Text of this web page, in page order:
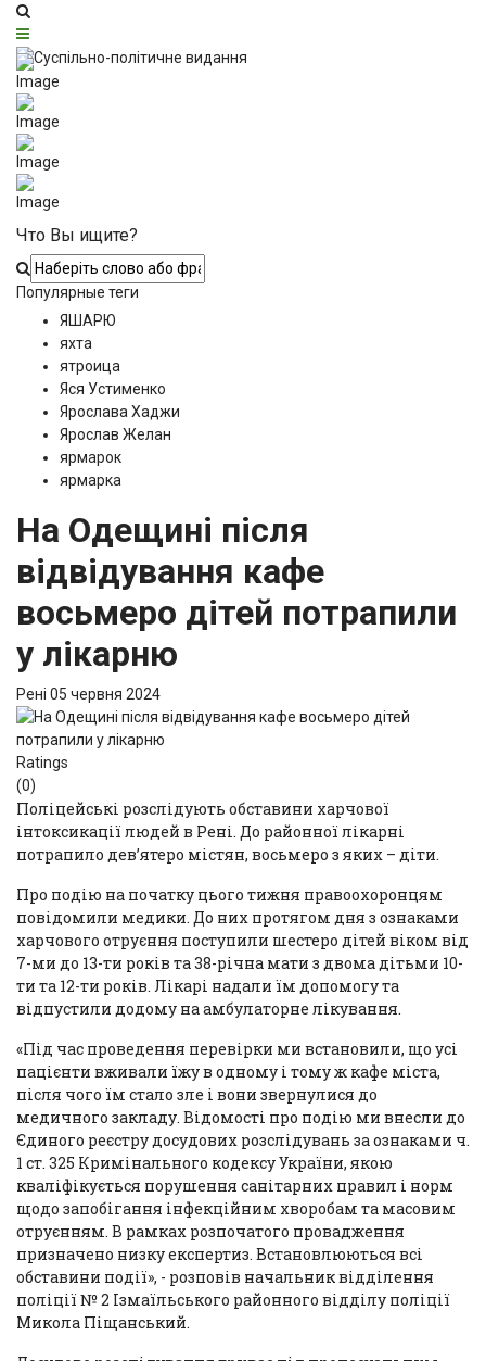
Что Вы ищите?
Популярные теги
ЯШАРЮ
яхта
ятроица
Яся Устименко
Ярослава Хаджи
Ярослав Желан
ярмарок
ярмарка
На Одещині після
відвідування кафе
восьмеро дітей потрапили
у лікарню
Рені 05 червня 2024
Ratings
(0)
Поліцейські розслідують обставини харчової
інтоксикації людей в Рені. До районної лікарні
потрапило девʼятеро містян, восьмеро з яких – діти.
Про подію на початку цього тижня правоохоронцям
повідомили медики. До них протягом дня з ознаками
харчового отруєння поступили шестеро дітей віком від
7-ми до 13-ти років та 38-річна мати з двома дітьми 10-
ти та 12-ти років. Лікарі надали їм допомогу та
відпустили додому на амбулаторне лікування.
«Під час проведення перевірки ми встановили, що усі
пацієнти вживали їжу в одному і тому ж кафе міста,
після чого їм стало зле і вони звернулися до
медичного закладу. Відомості про подію ми внесли до
Єдиного реєстру досудових розслідувань за ознаками ч.
1 ст. 325 Кримінального кодексу України, якою
кваліфікується порушення санітарних правил і норм
щодо запобігання інфекційним хворобам та масовим
отруєнням. В рамках розпочатого провадження
призначено низку експертиз. Встановлюються всі
обставини події», - розповів начальник відділення
поліції № 2 Ізмаїльського районного відділу поліції
Микола Піщанський.